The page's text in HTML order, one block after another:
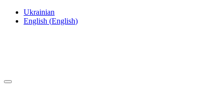
Ukrainian
English (English)